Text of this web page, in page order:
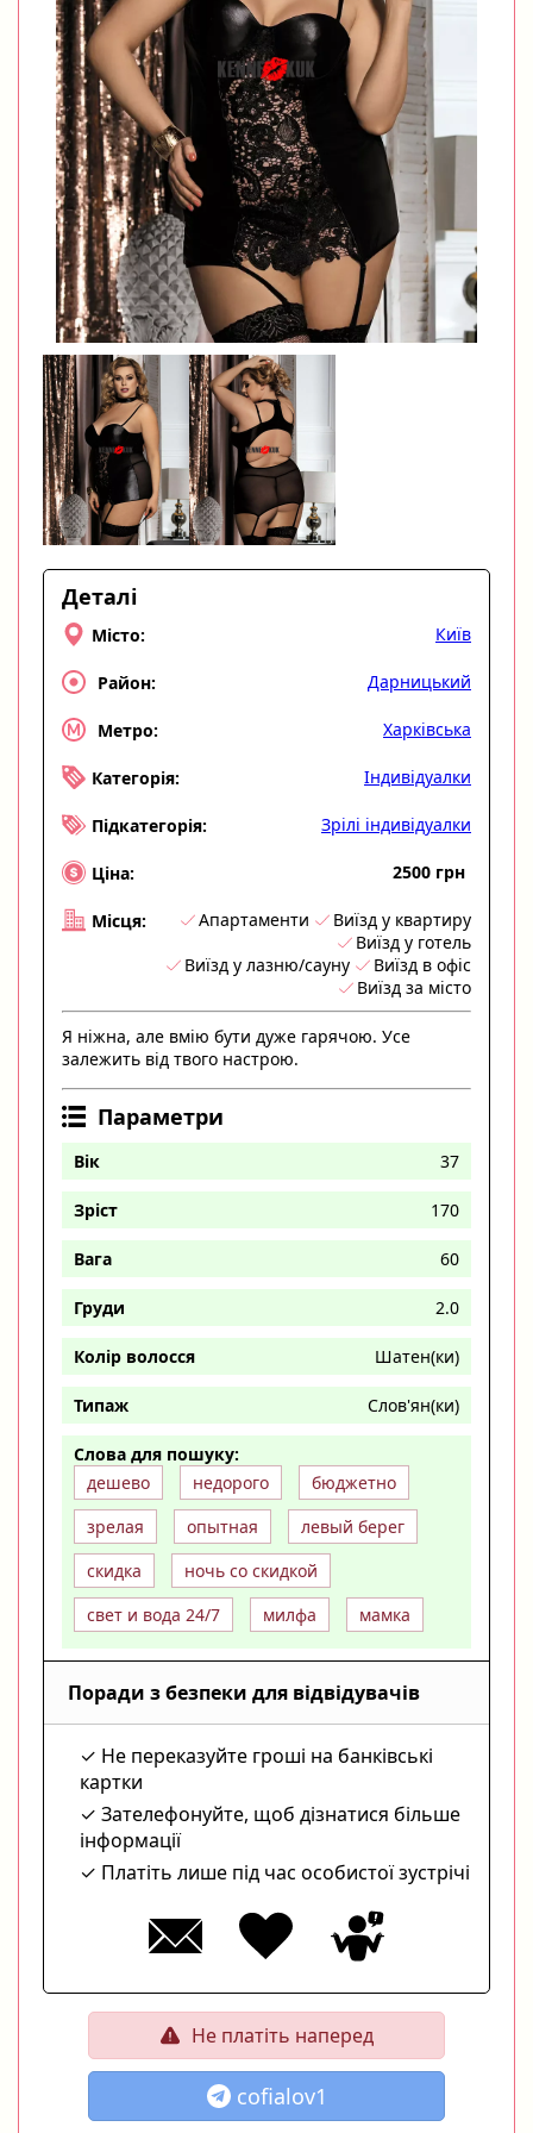
Деталі
Місто: Київ
Район: Дарницький
Метро: Харківська
Категорія: Індивідуалки
Підкатегорія: Зрілі індивідуалки
Ціна: 2500 грн
Місця: Апартаменти
Виїзд у квартиру
Виїзд у готель
Виїзд у лазню/сауну
Виїзд в офіс
Виїзд за місто
Я ніжна, але вмію бути дуже гарячою. Усе
залежить від твого настрою.
Параметри
Вік 37
Зріст 170
Вага 60
Груди 2.0
Колір волосся Шатен(ки)
Типаж Слов'ян(ки)
Слова для пошуку:
дешево
недорого
бюджетно
зрелая
опытная
левый берег
скидка
ночь со скидкой
свет и вода 24/7
милфа мамка
Поради з безпеки для відвідувачів
Не переказуйте гроші на банківські
картки
Зателефонуйте, щоб дізнатися більше
інформації
Платіть лише під час особистої зустрічі
Не платіть наперед
cofialov1